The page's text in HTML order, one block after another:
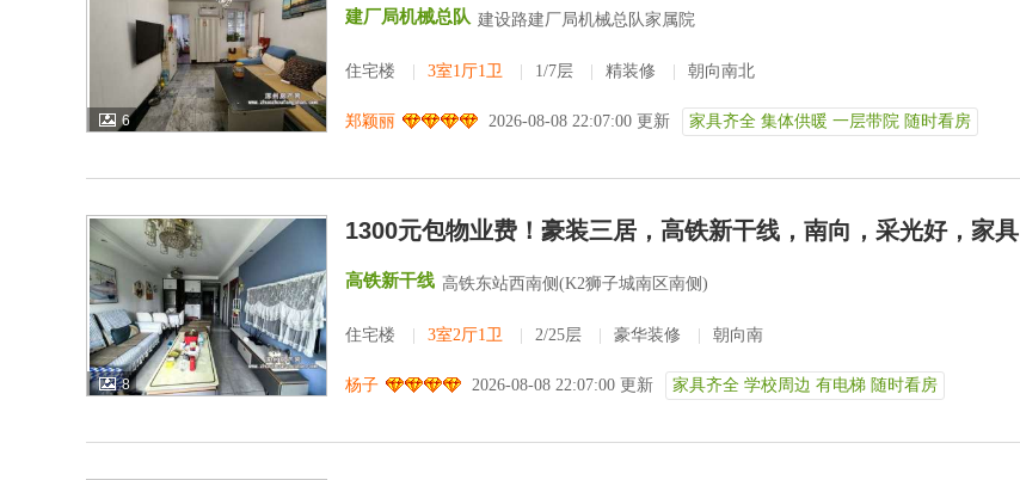
6
建厂局机械总队 建设路建厂局机械总队家属院
住宅楼 3室1厅1卫 1/7层 精装修 朝向南北
郑颖丽 2026-08-08 22:07:00 更新 家具齐全 集体供暖 一层带院 随时看房
8
1300元包物业费！豪装三居，高铁新干线，南向，采光好，家具
高铁新干线 高铁东站西南侧(K2狮子城南区南侧)
住宅楼 3室2厅1卫 2/25层 豪华装修 朝向南
杨子 2026-08-08 22:07:00 更新 家具齐全 学校周边 有电梯 随时看房